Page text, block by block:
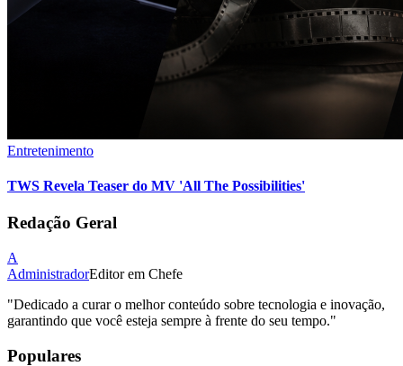
Entretenimento
TWS Revela Teaser do MV 'All The Possibilities'
Redação Geral
A
AdministradorEditor em Chefe
"Dedicado a curar o melhor conteúdo sobre tecnologia e inovação,
garantindo que você esteja sempre à frente do seu tempo."
Populares